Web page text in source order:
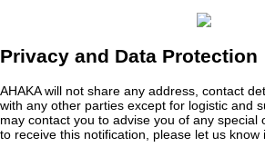
Privacy and Data Protection
AHAKA will not share any address, contact
with any other parties except for logistic and
may contact you to advise you of any special
to receive this notification, please let us know